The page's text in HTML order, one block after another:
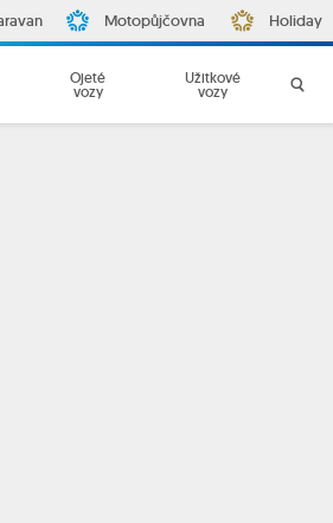
Motopůjčovna Holiday
Ojeté
vozy
Užitkové
vozy